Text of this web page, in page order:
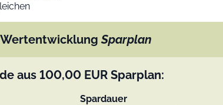
WertentwicklungSparplan
aus 100,00 EUR Sparplan:
Spardauer